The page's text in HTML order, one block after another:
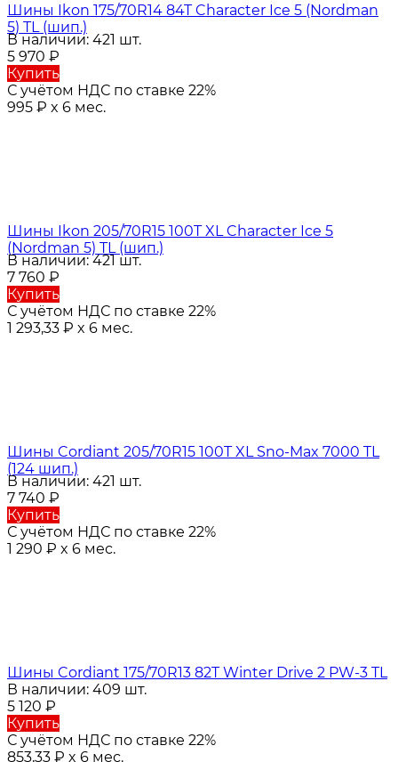
Шины Ikon 175/70R14 84T Character Ice 5 (Nordman
5) TL (шип.)
В наличии: 421 шт.
5 970 ₽
Купить
С учётом НДС по ставке 22%
995 ₽ x 6 мес.
Шины Ikon 205/70R15 100T XL Character Ice 5
(Nordman 5) TL (шип.)
В наличии: 421 шт.
7 760 ₽
Купить
С учётом НДС по ставке 22%
1 293,33 ₽ x 6 мес.
Шины Cordiant 205/70R15 100T XL Sno-Max 7000 TL
(124 шип.)
В наличии: 421 шт.
7 740 ₽
Купить
С учётом НДС по ставке 22%
1 290 ₽ x 6 мес.
Шины Cordiant 175/70R13 82T Winter Drive 2 PW-3 TL
В наличии: 409 шт.
5 120 ₽
Купить
С учётом НДС по ставке 22%
853,33 ₽ x 6 мес.